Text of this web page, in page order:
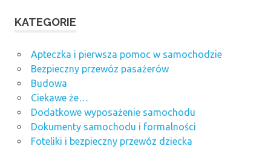
KATEGORIE
Apteczka i pierwsza pomoc w samochodzie
Bezpieczny przewóz pasażerów
Budowa
Ciekawe że…
Dodatkowe wyposażenie samochodu
Dokumenty samochodu i formalności
Foteliki i bezpieczny przewóz dziecka